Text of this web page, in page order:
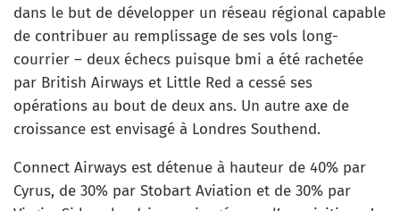
dans le but de développer un réseau régional capable
de contribuer au remplissage de ses vols long-
courrier – deux échecs puisque bmi a été rachetée
par British Airways et Little Red a cessé ses
opérations au bout de deux ans. Un autre axe de
croissance est envisagé à Londres Southend.
Connect Airways est détenue à hauteur de 40% par
Cyrus, de 30% par Stobart Aviation et de 30% par